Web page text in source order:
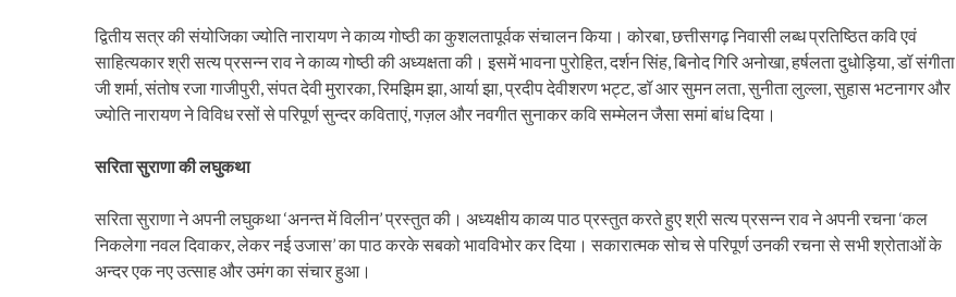
द्वितीय सत्र की संयोजिका ज्योति नारायण ने काव्य गोष्ठी का कुशलतापूर्वक संचालन किया। कोरबा, छत्तीसगढ़ निवासी लब्ध प्रतिष्ठित कवि एवं
साहित्यकार श्री सत्य प्रसन्न राव ने काव्य गोष्ठी की अध्यक्षता की। इसमें भावना पुरोहित, दर्शन सिंह, बिनोद गिरि अनोखा, हर्षलता दुधोड़िया, डॉ संगीता
जी शर्मा, संतोष रजा गाजीपुरी, संपत देवी मुरारका, रिमझिम झा, आर्या झा, प्रदीप देवीशरण भट्ट, डॉ आर सुमन लता, सुनीता लुल्ला, सुहास भटनागर और
ज्योति नारायण ने विविध रसों से परिपूर्ण सुन्दर कविताएं, गज़ल और नवगीत सुनाकर कवि सम्मेलन जैसा समां बांध दिया।
सरिता सुराणा की लघुकथा
सरिता सुराणा ने अपनी लघुकथा ‘अनन्त में विलीन’ प्रस्तुत की। अध्यक्षीय काव्य पाठ प्रस्तुत करते हुए श्री सत्य प्रसन्न राव ने अपनी रचना ‘कल
निकलेगा नवल दिवाकर, लेकर नई उजास’ का पाठ करके सबको भावविभोर कर दिया। सकारात्मक सोच से परिपूर्ण उनकी रचना से सभी श्रोताओं के
अन्दर एक नए उत्साह और उमंग का संचार हुआ।